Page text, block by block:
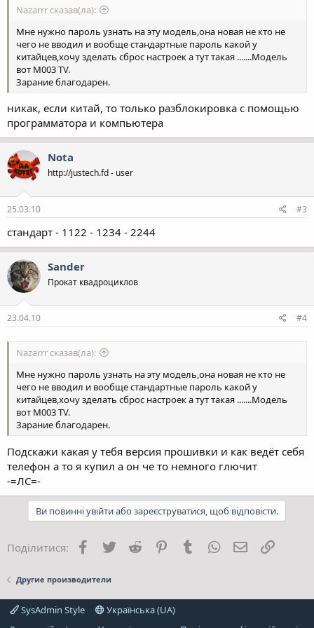
Nazarrr сказав(ла):
Мне нужно пароль узнать на эту модель,она новая не кто не
чего не вводил и вообще стандартные пароль какой у
китайцев,хочу зделать сброс настроек а тут такая .......Модель
вот M003 TV.
Зарание благодарен.
никак, если китай, то только разблокировка с помощью
программатора и компьютера
Nota
http://justech.fd - user
25.03.10 #3
стандарт - 1122 - 1234 - 2244
Sander
Прокат квадроциклов
23.04.10 #4
Nazarrr сказав(ла):
Мне нужно пароль узнать на эту модель,она новая не кто не
чего не вводил и вообще стандартные пароль какой у
китайцев,хочу зделать сброс настроек а тут такая .......Модель
вот M003 TV.
Зарание благодарен.
Подскажи какая у тебя версия прошивки и как ведёт себя
телефон а то я купил а он че то немного глючит
-=ЛС=-
Ви повинні увійти або зареєструватися, щоб відповісти.
Поділитися: Facebook
Twitter Reddit PinterestTumblrWhatsApp
E-mail
Другие производители
SysAdmin Style
Українська (UA)